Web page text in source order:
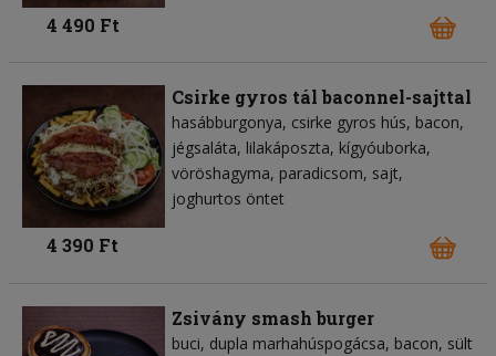
4 490 Ft
Csirke gyros tál baconnel-sajttal
hasábburgonya csirke gyros hús bacon
jégsaláta lilakáposzta kígyóuborka
vöröshagyma paradicsom sajt
joghurtos öntet
4 390 Ft
Zsivány smash burger
buci dupla marhahúspogácsa bacon sült